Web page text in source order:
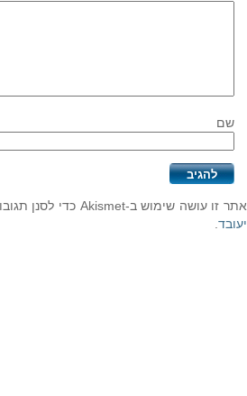
שם
אתר זו עושה שימוש ב-Akismet כדי לסנן תגובות זבל.
יעובד